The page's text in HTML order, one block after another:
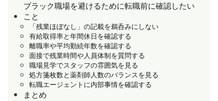
ブラック職場を避けるために転職前に確認したい
こと
「残業ほぼなし」の記載を鵜呑みにしない
有給取得率と年間休日を確認する
離職率や平均勤続年数を確認する
面接で残業時間や人員体制を質問する
職場見学でスタッフの雰囲気を見る
処方箋枚数と薬剤師人数のバランスを見る
転職エージェントに内部事情を確認する
まとめ